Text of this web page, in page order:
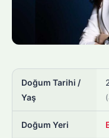
Doğum Tarihi /
Yaş
Doğum Yeri